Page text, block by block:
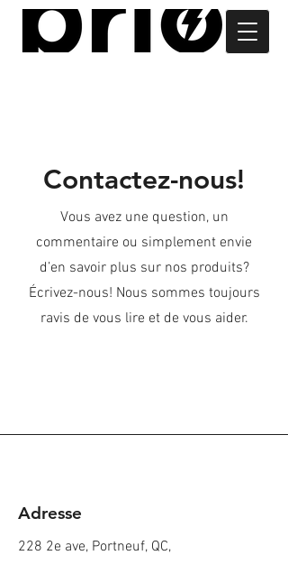
Contactez-nous!
Vous avez une question, un
commentaire ou simplement envie
d’en savoir plus sur nos produits?
Écrivez-nous! Nous sommes toujours
ravis de vous lire et de vous aider.
Adresse
228 2e ave, Portneuf, QC,